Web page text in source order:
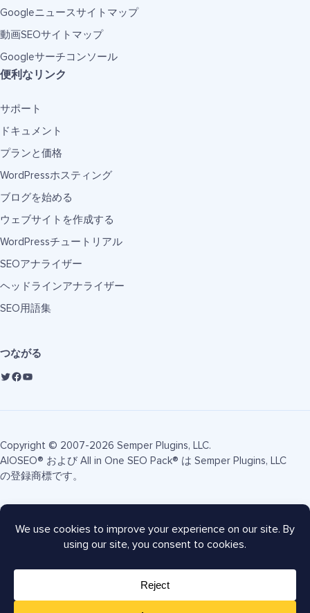
Googleニュースサイトマップ
動画SEOサイトマップ
Googleサーチコンソール
便利なリンク
サポート
ドキュメント
プランと価格
WordPressホスティング
ブログを始める
ウェブサイトを作成する
WordPressチュートリアル
SEOアナライザー
ヘッドラインアナライザー
SEO用語集
つながる
Copyright © 2007-2026 Semper Plugins, LLC.
AIOSEO® および All in One SEO Pack® は Semper Plugins, LLC
の登録商標です。
利用規約
AIOSEOクーポン